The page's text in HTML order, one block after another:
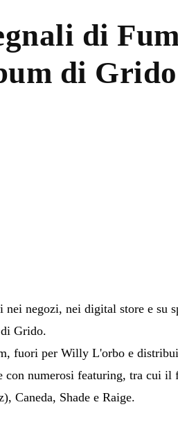
di
di Grido
nei negozi, nei digital store e su
Grido.
fuori per Willy L'orbo e
con numerosi featuring, tra cui
Caneda, Shade e Raige.